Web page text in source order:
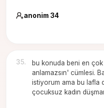
anonim 34
35.
bu konuda beni en
anlamazsın' cümlesi.
istiyorum ama bu lafla
çocuksuz kadın